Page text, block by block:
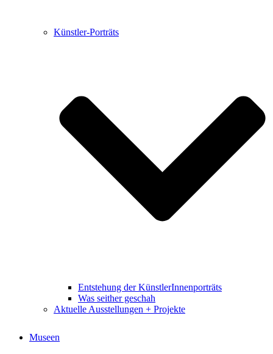
Künstler-Porträts
Entstehung der KünstlerInnenporträts
Was seither geschah
Aktuelle Ausstellungen + Projekte
Museen